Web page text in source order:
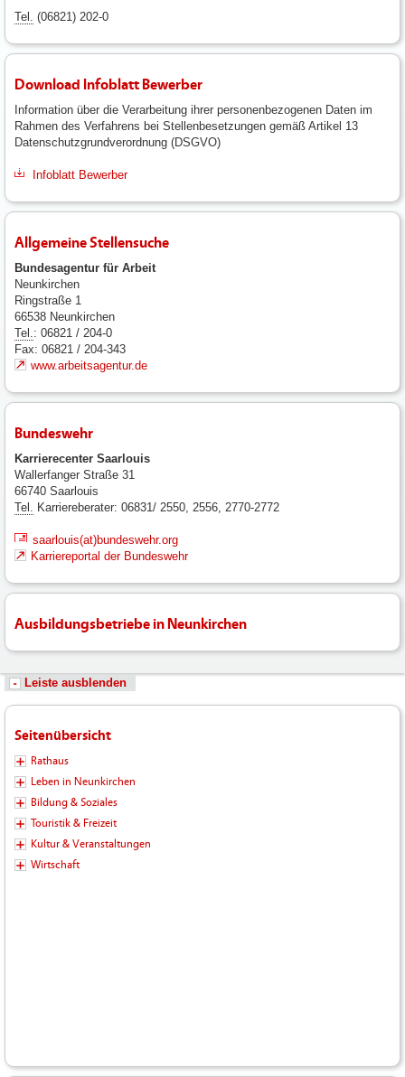
Tel. (06821) 202-0
Download Infoblatt Bewerber
Information über die Verarbeitung ihrer personenbezogenen Daten im
Rahmen des Verfahrens bei Stellenbesetzungen gemäß Artikel 13
Datenschutzgrundverordnung (DSGVO)
Infoblatt Bewerber
Allgemeine Stellensuche
Bundesagentur für Arbeit
Neunkirchen
Ringstraße 1
66538 Neunkirchen
Tel. : 06821 / 204-0
Fax: 06821 / 204-343
www.arbeitsagentur.de
Bundeswehr
Karrierecenter Saarlouis
Wallerfanger Straße 31
66740 Saarlouis
Tel.
Karriereberater: 06831/ 2550, 2556, 2770-2772
saarlouis(at)bundeswehr.org
Karriereportal der Bundeswehr
Ausbildungsbetriebe in Neunkirchen
Leiste ausblenden
Seitenübersicht
Rathaus
Leben in Neunkirchen
Bildung & Soziales
Touristik & Freizeit
Kultur & Veranstaltungen
Wirtschaft